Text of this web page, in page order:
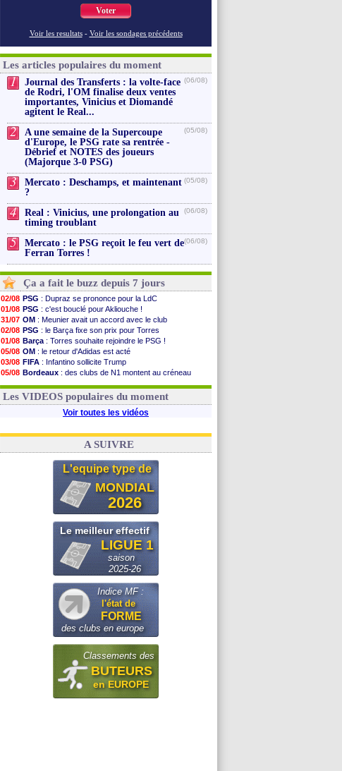
Voter
Voir les resultats - Voir les sondages précédents
Les articles populaires du moment
1
Journal des Transferts : la volte-face
de Rodri, l'OM finalise deux ventes
importantes, Vinicius et Diomandé
agitent le Real...
(06/08)
2
A une semaine de la Supercoupe
d'Europe, le PSG rate sa rentrée -
Débrief et NOTES des joueurs
(Majorque 3-0 PSG)
(05/08)
3
Mercato : Deschamps, et maintenant
?
(05/08)
4
Real : Vinicius, une prolongation au
timing troublant
(06/08)
5
Mercato : le PSG reçoit le feu vert de
Ferran Torres !
(06/08)
Ça a fait le buzz depuis 7 jours
02/08 PSG : Dupraz se prononce pour la LdC
01/08 PSG : c'est bouclé pour Akliouche !
31/07 OM : Meunier avait un accord avec le club
02/08 PSG : le Barça fixe son prix pour Torres
01/08 Barça : Torres souhaite rejoindre le PSG !
05/08 OM : le retour d'Adidas est acté
03/08 FIFA : Infantino sollicite Trump
05/08 Bordeaux : des clubs de N1 montent au créneau
03/08 Real: le démenti de Leipzig pour Diomandé
Les VIDEOS populaires du moment
Voir toutes les vidéos
A SUIVRE
L'equipe type de
MONDIAL
2026
Le meilleur effectif
LIGUE 1
saison
2025-26
Indice MF :
l'état de
FORME
des clubs en europe
Classements des
BUTEURS
en EUROPE